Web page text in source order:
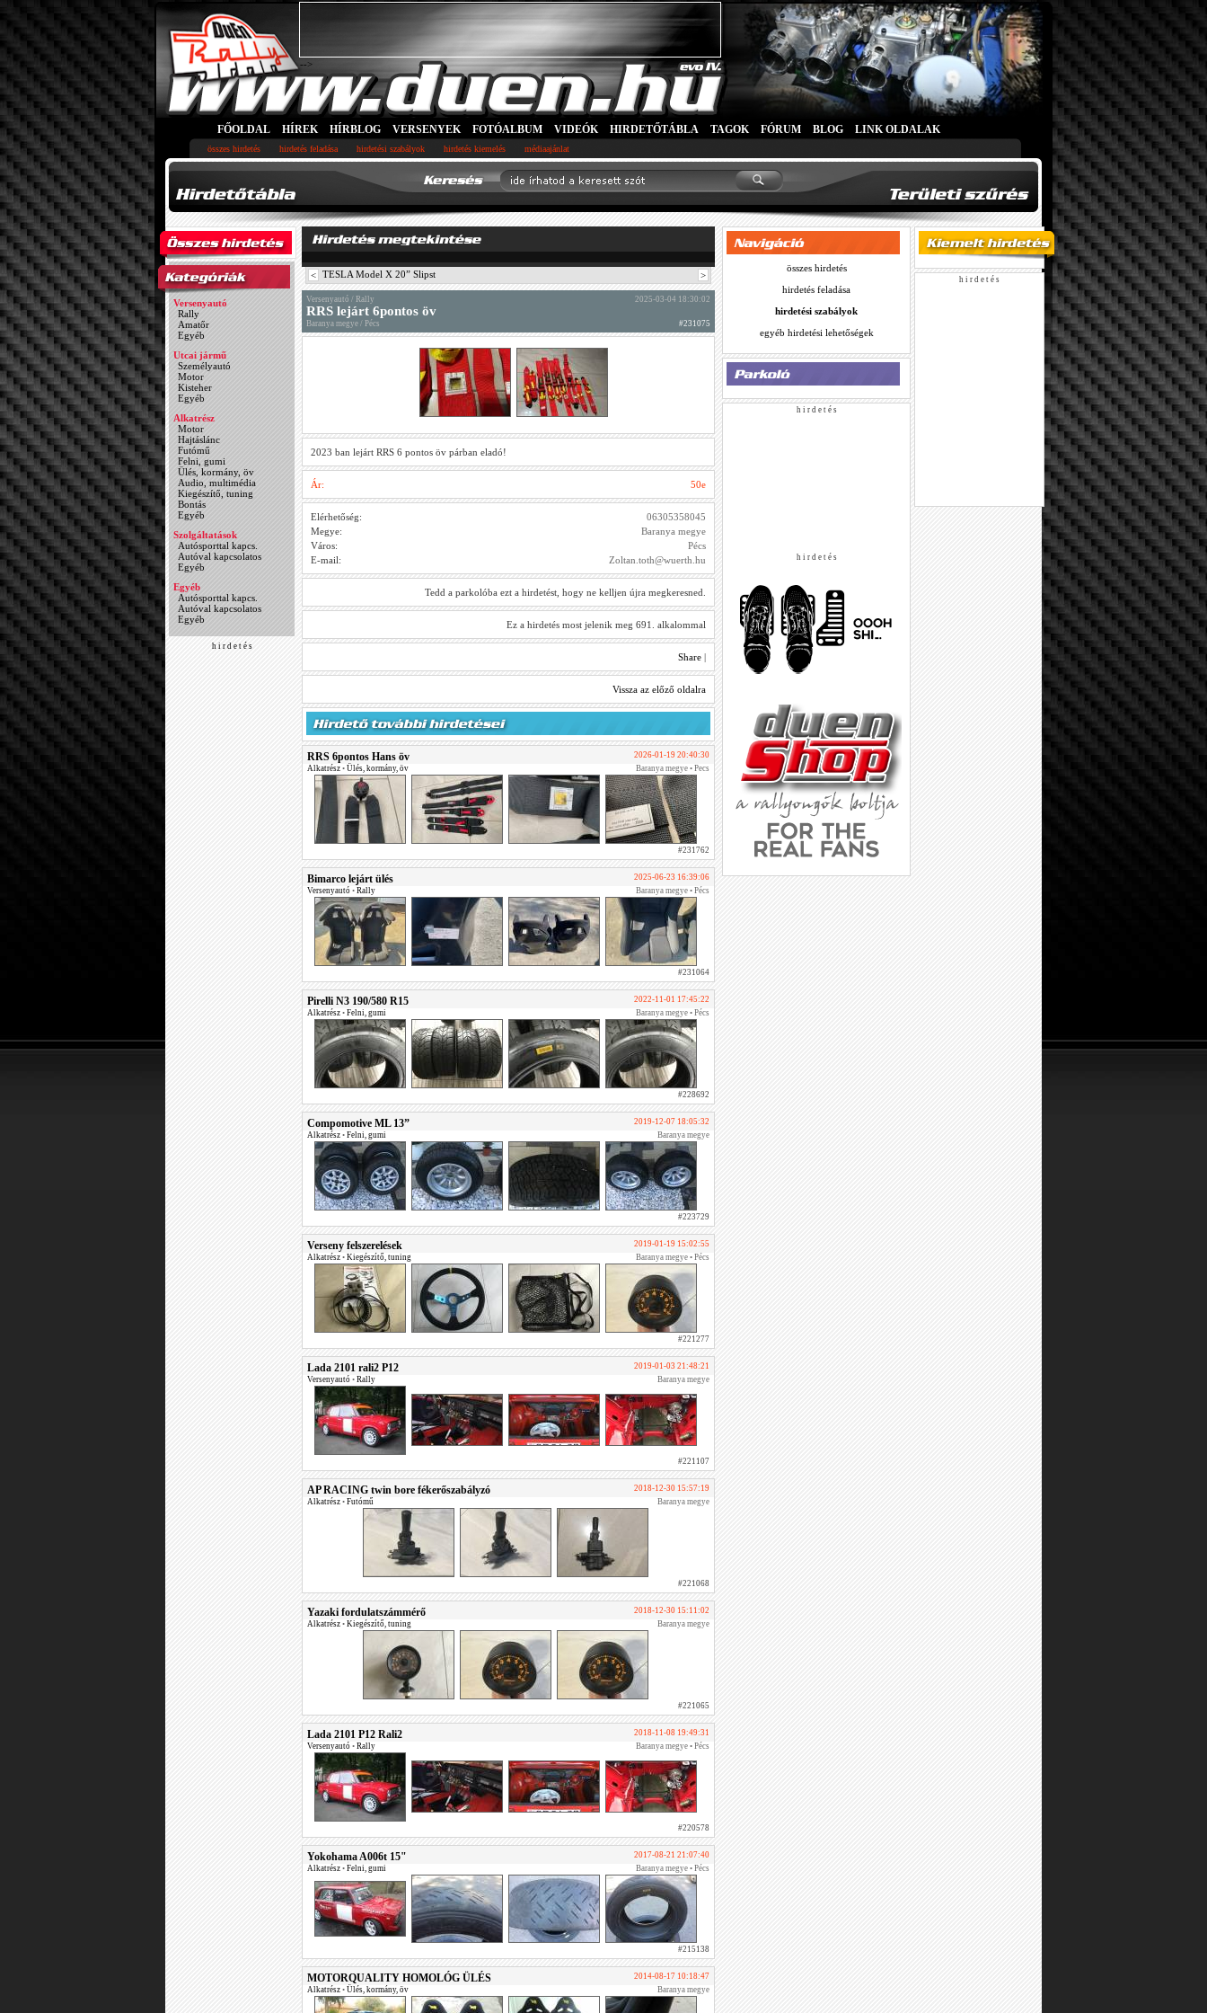
-->
FŐOLDAL HÍREK HÍRBLOG VERSENYEK FOTÓALBUM VIDEÓK HIRDETŐTÁBLA TAGOK FÓRUM BLOG LINK OLDALAK
összes hirdetés hirdetés feladása hirdetési szabályok hirdetés kiemelés médiaajánlat
Versenyautó
Rally
Amatőr
Egyéb
Utcai jármű
Személyautó
Motor
Kisteher
Egyéb
Alkatrész
Motor
Hajtáslánc
Futómű
Felni, gumi
Ülés, kormány, öv
Audio, multimédia
Kiegészítő, tuning
Bontás
Egyéb
Szolgáltatások
Autósporttal kapcs.
Autóval kapcsolatos
Egyéb
Egyéb
Autósporttal kapcs.
Autóval kapcsolatos
Egyéb
h i r d e t é s
< TESLA Model X 20” Slipst >
Versenyautó / Rally 2025-03-04 18:30:02
RRS lejárt 6pontos öv
Baranya megye / Pécs #231075
2023 ban lejárt RRS 6 pontos öv párban eladó!
Ár: 50e
Elérhetőség:
06305358045
Megye:
Baranya megye
Város:
Pécs
E-mail:
Zoltan.toth@wuerth.hu
Tedd a parkolóba ezt a hirdetést, hogy ne kelljen újra megkeresned.
Ez a hirdetés most jelenik meg 691. alkalommal
Share |
Vissza az előző oldalra
RRS 6pontos Hans öv
2026-01-19 20:40:30
Alkatrész • Ülés, kormány, öv Baranya megye • Pecs
#231762
Bimarco lejárt ülés
2025-06-23 16:39:06
Versenyautó • Rally Baranya megye • Pécs
#231064
Pirelli N3 190/580 R15
2022-11-01 17:45:22
Alkatrész • Felni, gumi Baranya megye • Pécs
#228692
Compomotive ML 13”
2019-12-07 18:05:32
Alkatrész • Felni, gumi Baranya megye
#223729
Verseny felszerelések
2019-01-19 15:02:55
Alkatrész • Kiegészítő, tuning Baranya megye • Pécs
#221277
Lada 2101 rali2 P12
2019-01-03 21:48:21
Versenyautó • Rally Baranya megye
#221107
AP RACING twin bore fékerőszabályzó
2018-12-30 15:57:19
Alkatrész • Futómű Baranya megye
#221068
Yazaki fordulatszámmérő
2018-12-30 15:11:02
Alkatrész • Kiegészítő, tuning Baranya megye
#221065
Lada 2101 P12 Rali2
2018-11-08 19:49:31
Versenyautó • Rally Baranya megye • Pécs
#220578
Yokohama A006t 15"
2017-08-21 21:07:40
Alkatrész • Felni, gumi Baranya megye • Pécs
#215138
MOTORQUALITY HOMOLÓG ÜLÉS
2014-08-17 10:18:47
Alkatrész • Ülés, kormány, öv Baranya megye
összes hirdetés
hirdetés feladása
hirdetési szabályok
egyéb hirdetési lehetőségek
h i r d e t é s
h i r d e t é s
h i r d e t é s